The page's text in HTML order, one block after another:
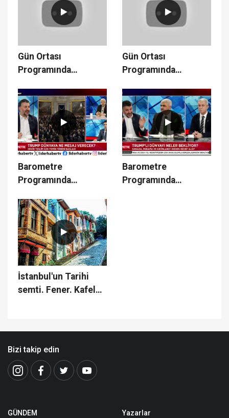
Gün Ortası
Programında
29.01.2025
Gün Ortası
Programında
15.01.2025
Barometre
Programında
20.01.2025
Barometre
Programında
İstanbul'un Tarihi
semti. Fener. Kafeler
Bizi takip edin
GÜNDEM
Yazarlar